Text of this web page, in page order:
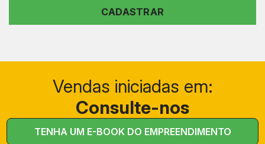
CADASTRAR
Vendas iniciadas em:
Consulte-nos
TENHA UM E-BOOK DO EMPREENDIMENTO